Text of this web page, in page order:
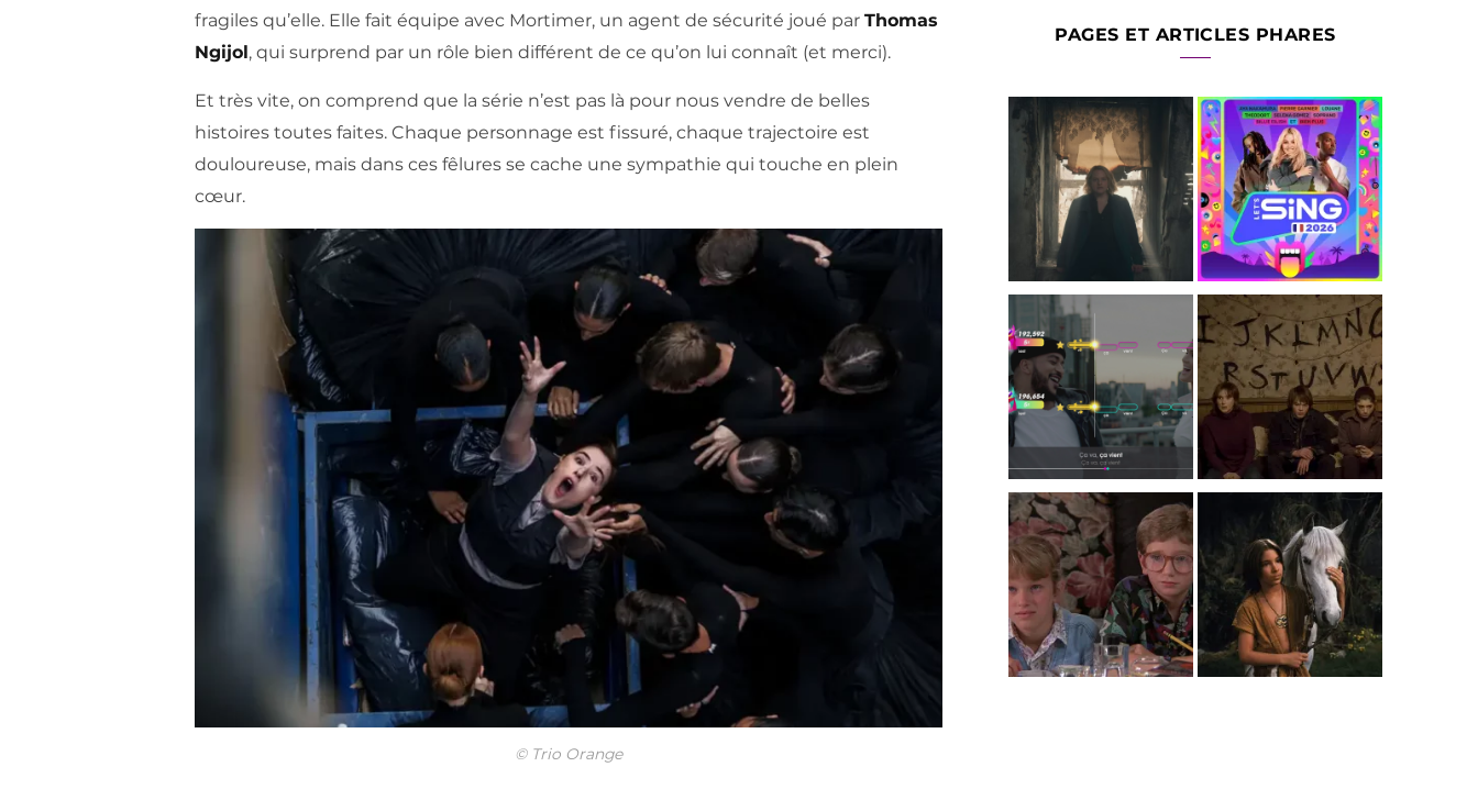
fragiles qu’elle. Elle fait équipe avec Mortimer, un agent de sécurité joué par Thomas
Ngijol, qui surprend par un rôle bien différent de ce qu’on lui connaît (et merci).
Et très vite, on comprend que la série n’est pas là pour nous vendre de belles
histoires toutes faites. Chaque personnage est fissuré, chaque trajectoire est
douloureuse, mais dans ces fêlures se cache une sympathie qui touche en plein
cœur.
© Trio Orange
PAGES ET ARTICLES PHARES